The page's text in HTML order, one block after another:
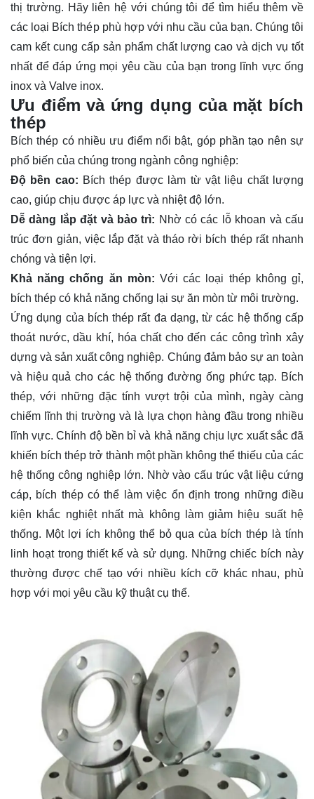
thị trường. Hãy liên hệ với chúng tôi để tìm hiểu thêm về
các loại Bích thép phù hợp với nhu cầu của bạn. Chúng tôi
cam kết cung cấp sản phẩm chất lượng cao và dịch vụ tốt
nhất để đáp ứng mọi yêu cầu của bạn trong lĩnh vực ống
inox và Valve inox.
Ưu điểm và ứng dụng của mặt bích
thép
Bích thép có nhiều ưu điểm nổi bật, góp phần tạo nên sự
phổ biến của chúng trong ngành công nghiệp:
Độ bền cao: Bích thép được làm từ vật liệu chất lượng
cao, giúp chịu được áp lực và nhiệt độ lớn.
Dễ dàng lắp đặt và bảo trì: Nhờ có các lỗ khoan và cấu
trúc đơn giản, việc lắp đặt và tháo rời bích thép rất nhanh
chóng và tiện lợi.
Khả năng chống ăn mòn: Với các loại thép không gỉ,
bích thép có khả năng chống lại sự ăn mòn từ môi trường.
Ứng dụng của bích thép rất đa dạng, từ các hệ thống cấp
thoát nước, dầu khí, hóa chất cho đến các công trình xây
dựng và sản xuất công nghiệp. Chúng đảm bảo sự an toàn
và hiệu quả cho các hệ thống đường ống phức tạp. Bích
thép, với những đặc tính vượt trội của mình, ngày càng
chiếm lĩnh thị trường và là lựa chọn hàng đầu trong nhiều
lĩnh vực. Chính độ bền bỉ và khả năng chịu lực xuất sắc đã
khiến bích thép trở thành một phần không thể thiếu của các
hệ thống công nghiệp lớn. Nhờ vào cấu trúc vật liệu cứng
cáp, bích thép có thể làm việc ổn định trong những điều
kiện khắc nghiệt nhất mà không làm giảm hiệu suất hệ
thống. Một lợi ích không thể bỏ qua của bích thép là tính
linh hoạt trong thiết kế và sử dụng. Những chiếc bích này
thường được chế tạo với nhiều kích cỡ khác nhau, phù
hợp với mọi yêu cầu kỹ thuật cụ thể.